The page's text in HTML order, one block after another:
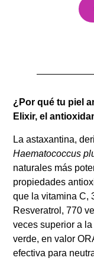
¿Por qué tu piel
Elixir, el
La astaxantina,
Haematococcus
naturales más
propiedades
que la vitamina C,
Resveratrol, 770
veces superior a
verde, en valor
efectiva para